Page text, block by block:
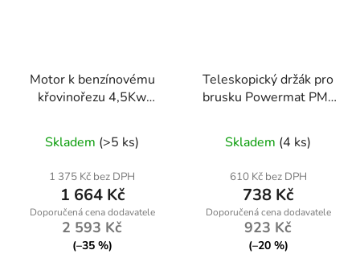
Motor k benzínovému
křovinořezu 4,5Kw
hodnocení
produktu
je
5,0
z
Skladem (>5 ks)
1 375 Kč bez DPH
1 664 Kč
2 593 Kč
(–35 %)
Teleskopický držák pro
brusku Powermat PM-
Skladem (4 ks)
610 Kč bez DPH
738 Kč
923 Kč
(–20 %)